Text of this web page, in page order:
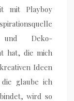
mit Playboy
und Deko-
hat, die mich
Ideen
glaube ich
wird so